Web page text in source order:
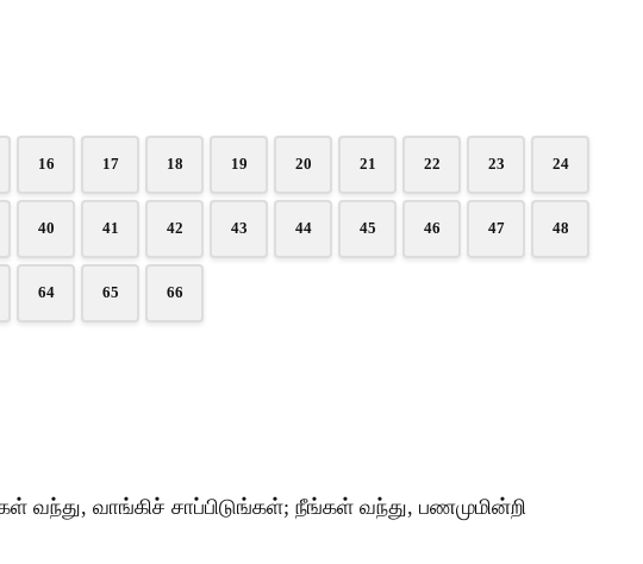
16 17 18 19 20 21 22 23 24
40 41 42 43 44 45 46 47 48
64 65 66
வாங்கிச் சாப்பிடுங்கள்; நீங்கள் வந்து, பணமுமின்றி